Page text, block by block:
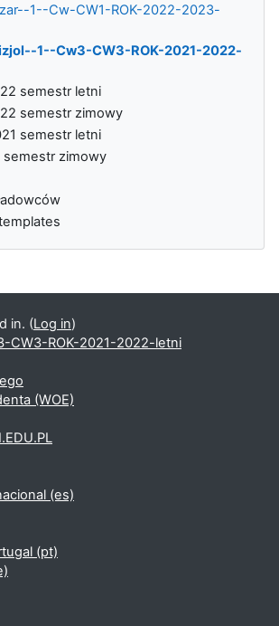
1--Cw-CW1-ROK-2022-2023-
1--Cw3-CW3-ROK-2021-2022-
semestr letni
semestr zimowy
semestr letni
semestr zimowy
in. (Log in)
CW3-ROK-2021-2022-letni
(WOE)
‎(es)‎
‎(pt)‎